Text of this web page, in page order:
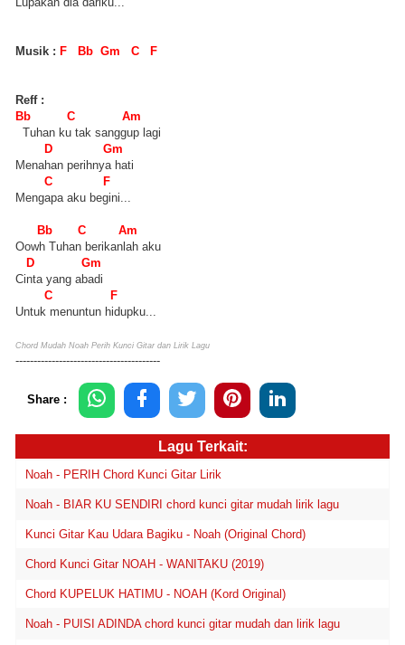
Musik : F Bb Gm C F
Reff :
Bb C Am
Tuhan ku tak sanggup lagi
D Gm
Menahan perihnya hati
C F
Mengapa aku begini...
Bb C Am
Oowh Tuhan berikanlah aku
D Gm
Cinta yang abadi
C F
Untuk menuntun hidupku...
Chord Mudah Noah Perih Kunci Gitar dan Lirik Lagu
----------------------------------------
Share :
Lagu Terkait:
Noah - PERIH Chord Kunci Gitar Lirik
Noah - BIAR KU SENDIRI chord kunci gitar mudah lirik lagu
Kunci Gitar Kau Udara Bagiku - Noah (Original Chord)
Chord Kunci Gitar NOAH - WANITAKU (2019)
Chord KUPELUK HATIMU - NOAH (Kord Original)
Noah - PUISI ADINDA chord kunci gitar mudah dan lirik lagu